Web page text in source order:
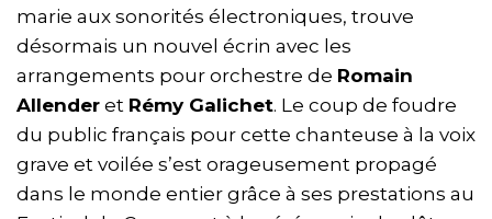
marie aux sonorités électroniques, trouve
désormais un nouvel écrin avec les
arrangements pour orchestre de Romain
Allender et Rémy Galichet. Le coup de foudre
du public français pour cette chanteuse à la voix
grave et voilée s’est orageusement propagé
dans le monde entier grâce à ses prestations au